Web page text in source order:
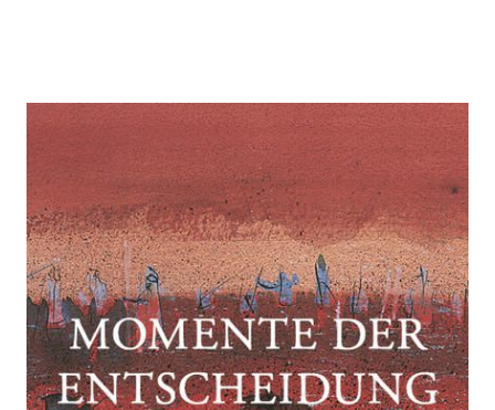
Momente der Entscheidung
Zur Wunschliste hinzufügen
VonFranc Sever – Franta
Verlag: bahoe books 01.10.2021
Buch 280 Seiten